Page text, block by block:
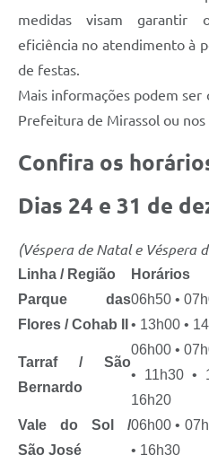
medidas visam garantir
eficiência no atendimento à
de festas.
Mais informações podem
Prefeitura de Mirassol ou
Confira os
Dias 24 e 31 de
(Véspera de Natal e Véspera
Linha / Região
Horários
Parque das
Flores / Cohab II
06h50 •
• 13h00 •
Tarraf / São
Bernardo
06h00 •
• 11h30 •
16h20
Vale do Sol /
São José
06h00 •
• 16h30